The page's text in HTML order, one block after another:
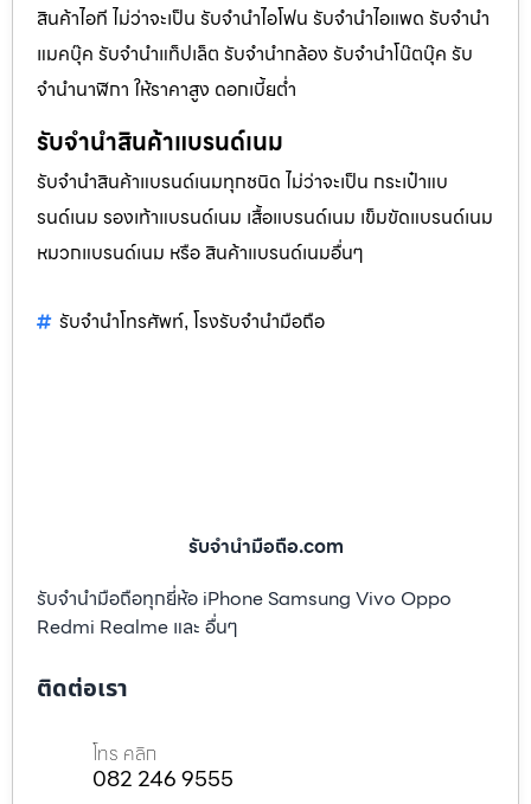
สินค้าไอที ไม่ว่าจะเป็น รับจำนำไอโฟน รับจำนำไอแพด รับจำนำ
แมคบุ๊ค รับจำนำแท็ปเล็ต รับจำนำกล้อง รับจำนำโน๊ตบุ๊ค รับ
จำนำนาฬิกา ให้ราคาสูง ดอกเบี้ยต่ำ
รับจำนำสินค้าแบรนด์เนม
รับจำนำสินค้าแบรนด์เนมทุกชนิด ไม่ว่าจะเป็น กระเป๋าแบ
รนด์เนม รองเท้าแบรนด์เนม เสื้อแบรนด์เนม เข็มขัดแบรนด์เนม
หมวกแบรนด์เนม หรือ สินค้าแบรนด์เนมอื่นๆ
รับจำนำโทรศัพท์, โรงรับจำนำมือถือ
รับจํานํามือถือ.com
รับจำนำมือถือทุกยี่ห้อ iPhone Samsung Vivo Oppo
Redmi Realme และ อื่นๆ
ติดต่อเรา
โทร คลิก
082 246 9555